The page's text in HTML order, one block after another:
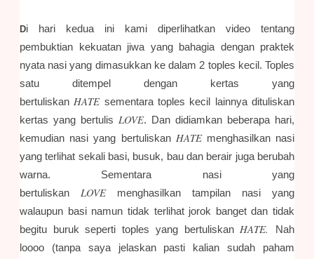
Di hari kedua ini kami diperlihatkan video tentang
pembuktian kekuatan jiwa yang bahagia dengan praktek
nyata nasi yang dimasukkan ke dalam 2 toples kecil. Toples
satu ditempel dengan kertas yang
bertuliskan HATEsementara toples kecil lainnya dituliskan
kertas yang bertulis LOVE. Dan didiamkan beberapa hari,
kemudian nasi yang bertuliskan HATEmenghasilkan nasi
yang terlihat sekali basi, busuk, bau dan berair juga berubah
warna. Sementara nasi yang
bertuliskan LOVEmenghasilkan tampilan nasi yang
walaupun basi namun tidak terlihat jorok banget dan tidak
begitu buruk seperti toples yang bertuliskan HATE.
Nah
loooo (tanpa saya jelaskan pasti kalian sudah paham